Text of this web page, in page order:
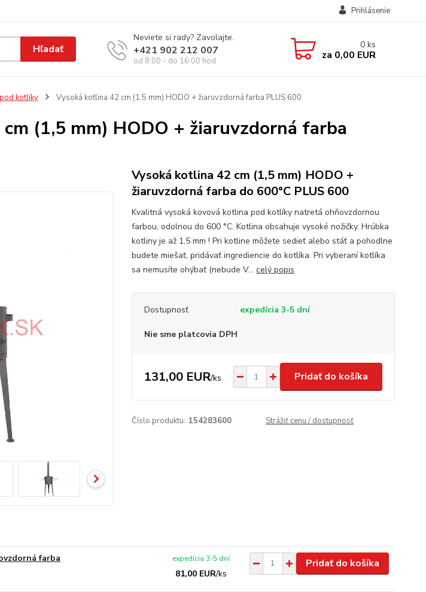
Prihlásenie
Hľadať
Neviete si rady? Zavolajte.
+421 902 212 007
od 8:00 - do 16:00 hod
0 ks
za 0,00 EUR
kotlíky Vysoká kotlina 42 cm (1,5 mm) HODO + žiaruvzdorná farba PLUS 600
(1,5 mm) HODO + žiaruvzdorná farba
Vysoká kotlina 42 cm (1,5 mm) HODO +
žiaruvzdorná farba do 600°C PLUS 600
Kvalitná vysoká kovová kotlina pod kotlíky natretá ohňovzdornou
farbou, odolnou do 600 °C. Kotlina obsahuje vysoké nožičky. Hrúbka
kotliny je až 1,5 mm ! Pri kotline môžete sedieť alebo stáť a pohodlne
budete miešať, pridávať ingrediencie do kotlíka. Pri vyberaní kotlíka
sa nemusíte ohýbať (nebude V... celý popis
Dostupnosť expedícia 3-5 dní
Nie sme platcovia DPH
131,00 EUR/ks Pridať do košíka
Číslo produktu: 154283600 Strážiť cenu / dostupnosť
farba
81,00 EUR/ks
expedícia 3-5 dní Pridať do košíka